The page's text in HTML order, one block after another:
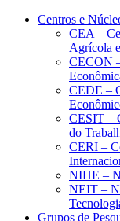
Conteúdo principal
Centros e
CEA –
Agrícola
CECON
CEDE –
CESIT –
do
CERI –
NIHE –
NEIT –
Grupos de